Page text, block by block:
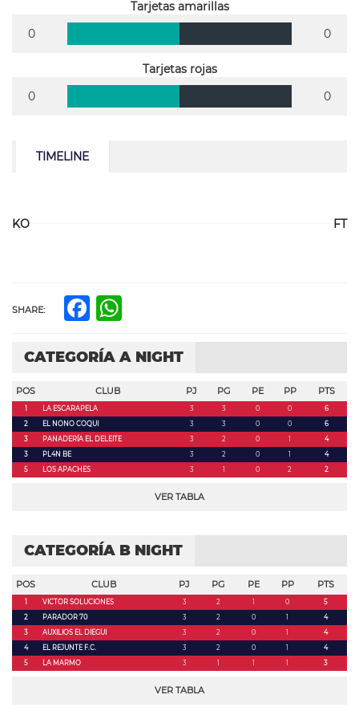
Tarjetas amarillas
0
0
Tarjetas rojas
0
0
TIMELINE
KO FT
SHARE: Facebook
CATEGORÍA A NIGHT
POS CLUB PJ PG PE PP PTS
1 LA ESCARAPELA 3 3 0 0
6
2
EL NONO COQUI 3 3 0 0
6
3
PANADERÍA EL DELEITE 3 2 0 1
4
3
PL4N BE 3 2 0 1
4
5
LOS APACHES 3 1 0 2 2
VER TABLA
CATEGORÍA B NIGHT
POS CLUB PJ PG PE PP PTS
1 VICTOR SOLUCIONES 3 2 1 0
5
2
PARADOR 70 3 2 0 1
4
3
AUXILIOS EL DIEGUI 3 2 0 1
4
4
EL REJUNTE F.C. 3 2 0 1
4
5
LA MARMO 3 1 1 1 3
VER TABLA